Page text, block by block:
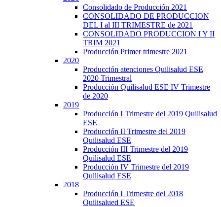
Consolidado de Producción 2021
CONSOLIDADO DE PRODUCCION
DEL I al III TRIMESTRE de 2021
CONSOLIDADO PRODUCCION I Y II
TRIM 2021
Producción Primer trimestre 2021
2020
Producción atenciones Quilisalud ESE
2020 Trimestral
Producción Quilisalud ESE IV Trimestre
de 2020
2019
Producción I Trimestre del 2019 Quilisalud
ESE
Producción II Trimestre del 2019
Quilisalud ESE
Producción III Trimestre del 2019
Quilisalud ESE
Producción IV Trimestre del 2019
Quilisalud ESE
2018
Producción I Trimestre del 2018
Quilisalued ESE